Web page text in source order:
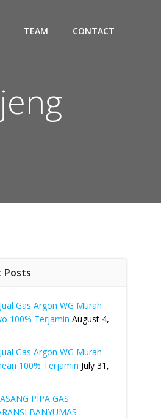
TEAM CONTACT
Posts
Gas Argon WG Murah
100% Terjamin August 4,
Gas Argon WG Murah
100% Terjamin July 31,
PIPA GAS
BANYUMAS